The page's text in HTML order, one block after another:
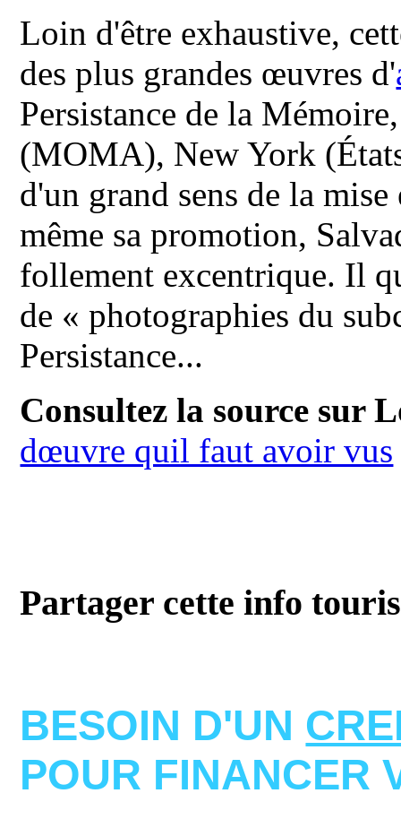
Loin d'être exhaustive,
des plus grandes œuvres d'
Persistance de la
(MOMA), New York
d'un grand sens de la
même sa promotion,
follement excentrique. Il
de « photographies du
Persistance...
Consultez la source sur
dœuvre quil faut avoir vus
Partager cette info
BESOIN D'UN
POUR FINANCER